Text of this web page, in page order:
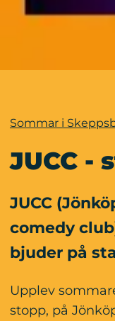
Sommar i
JUCC -
JUCC
comedy
bjuder på
Upplev
stopp, på